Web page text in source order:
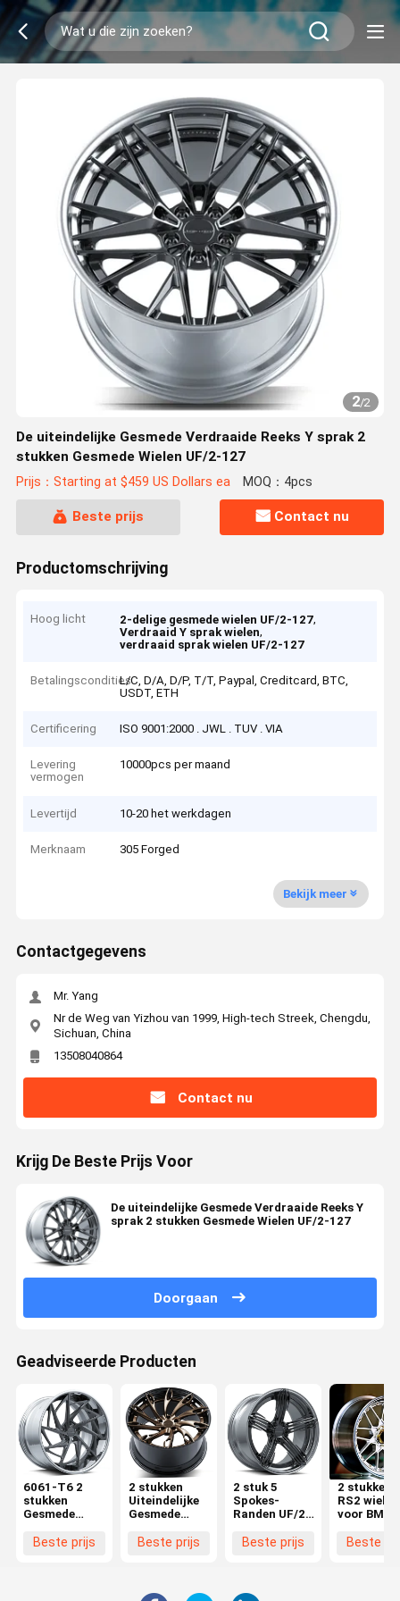
2/2
De uiteindelijke Gesmede Verdraaide Reeks Y sprak 2
stukken Gesmede Wielen UF/2-127
Prijs：Starting at $459 US Dollars ea MOQ：4pcs
Beste prijs Contact nu
Productomschrijving
Hoog licht 2-delige gesmede wielen UF/2-127,
Verdraaid Y sprak wielen,
verdraaid sprak wielen UF/2-127
BetalingsconditiesL/C, D/A, D/P, T/T, Paypal, Creditcard, BTC,
USDT, ETH
Certificering ISO 9001:2000 . JWL . TUV . VIA
Levering
vermogen
10000pcs per maand
Levertijd 10-20 het werkdagen
Merknaam 305 Forged
Bekijk meer
Contactgegevens
Mr. Yang
Nr de Weg van Yizhou van 1999, High-tech Streek, Chengdu,
Sichuan, China
13508040864
Contact nu
Krijg De Beste Prijs Voor
De uiteindelijke Gesmede Verdraaide Reeks Y
sprak 2 stukken Gesmede Wielen UF/2-127
Doorgaan
Geadviseerde Producten
6061-T6 2
stukken
Gesmede
118
Beste prijs
2 stukken
Uiteindelijke
Gesmede
152
Beste prijs
2 stuk 5
Spokes-
Randen UF/2-
Beste prijs
2 stukken
RS2 wielen
voor BMW
5x120 18
Beste